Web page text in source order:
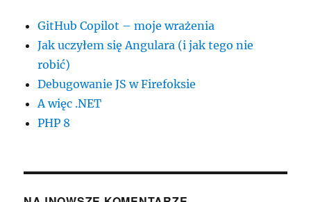
GitHub Copilot – moje wrażenia
Jak uczyłem się Angulara (i jak tego nie
robić)
Debugowanie JS w Firefoksie
A więc .NET
PHP 8